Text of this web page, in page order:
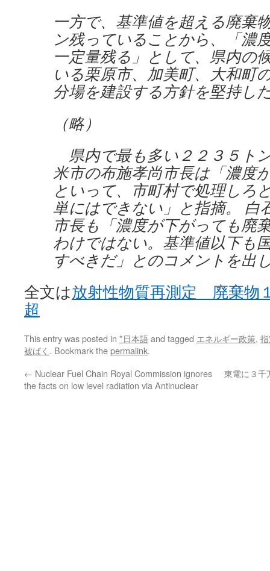
一方で、基準値を超える廃棄
ン残っていることから、「濃
一定量残る」として、県内の
いる栗原市、加美町、大和町
分場を建設する方針を堅持し
（略）
県内で最も多い２２３５ト
米市の布施孝尚市長は「濃度
といって、市町村で処理しろ
単にはできない」と指摘。 白
市長も「濃度が下がっても廃
わけではない。基準値以下も
すべきだ」とのコメントを出
全文は放射性物質再測定 廃棄物
超
This entry was posted in *日本語and tagged エネルギー政策,
被ばく . Bookmark thepermalink.
← Nuclear Fuel Chain Royal Commission ignores
the facts on low level radiation via Antinuclear
東電に３